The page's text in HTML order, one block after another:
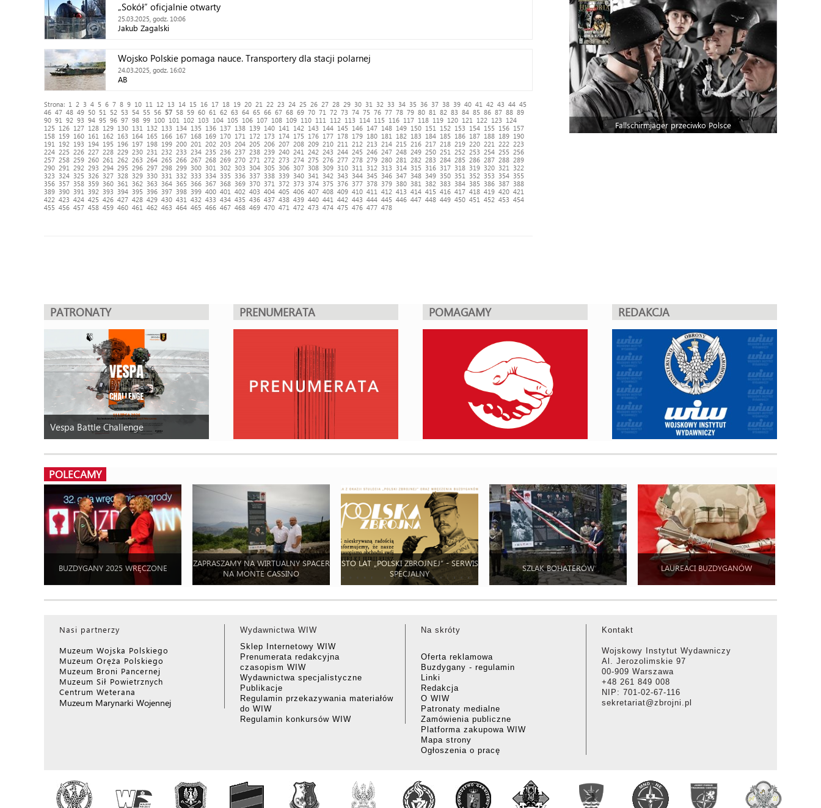
„Sokół” oficjalnie otwarty
25.03.2025, godz. 10:06
Jakub Zagalski
Wojsko Polskie pomaga nauce. Transportery dla stacji polarnej
24.03.2025, godz. 16:02
AB
Strona: 1 2 3 4 5 6 7 8 9 10 11 12 13 14 15 16 17 18 19 20 21 22 23 24 25 26 27 28 29 30 31 32 33 34 35 36 37 38 39 40 41 42 43 44 45
46 47 48 49 50 51 52 53 54 55 56 57 58 59 60 61 62 63 64 65 66 67 68 69 70 71 72 73 74 75 76 77 78 79 80 81 82 83 84 85 86 87 88 89
90 91 92 93 94 95 96 97 98 99 100 101 102 103 104 105 106 107 108 109 110 111 112 113 114 115 116 117 118 119 120 121 122 123
124
125
126 127 128 129 130 131 132 133 134 135 136 137 138 139 140 141 142 143 144 145 146 147 148 149 150 151 152 153 154 155 156 157
158 159 160 161 162 163 164 165 166 167 168 169 170 171 172 173 174 175 176 177 178 179 180 181 182 183 184 185 186 187 188 189 190
191
192 193 194 195 196 197 198 199 200 201 202 203 204 205 206 207 208 209 210 211 212 213 214 215 216 217 218 219 220 221 222
223
224 225 226 227 228 229 230 231 232 233 234 235 236 237 238 239 240 241 242 243 244 245 246 247 248 249 250 251 252 253 254 255
256
257 258 259 260 261 262 263 264 265 266 267 268 269 270 271 272 273 274 275 276 277 278 279 280 281 282 283 284 285 286 287 288 289
290 291 292 293 294 295 296 297 298 299 300 301 302 303 304 305 306 307 308 309 310 311 312 313 314 315 316 317 318 319 320 321
322
323
324 325 326 327 328 329 330 331 332 333 334 335 336 337 338 339 340 341 342 343 344 345 346 347 348 349 350 351 352 353 354 355
356 357 358 359 360 361 362 363 364 365 366 367 368 369 370 371 372 373 374 375 376 377 378 379 380 381 382 383 384 385 386 387 388
389 390 391 392 393 394 395 396 397 398 399 400 401 402 403 404 405 406 407 408 409 410 411 412 413 414 415 416 417 418 419 420 421
422 423 424 425 426 427 428 429 430 431 432 433 434 435 436 437 438 439 440 441 442 443 444 445 446 447 448 449 450 451 452 453 454
455 456 457 458 459 460 461 462 463 464 465 466 467 468 469 470 471 472 473 474 475 476 477 478
Fallschirmjäger przeciwko Polsce
PATRONATY
Vespa Battle Challenge
PRENUMERATA POMAGAMY REDAKCJA
POLECAMY
BUZDYGANY 2025 WRĘCZONE
ZAPRASZAMY NA WIRTUALNY SPACER
NA MONTE CASSINO
STO LAT „POLSKI ZBROJNEJ” - SERWIS
SPECJALNY
SZLAK BOHATERÓW LAUREACI BUZDYGANÓW
Nasi partnerzy
Muzeum Wojska Polskiego
Muzeum Oręża Polskiego
Muzeum Broni Pancernej
Muzeum Sił Powietrznych
Centrum Weterana
Muzeum Marynarki Wojennej
Wydawnictwa WIW
Sklep Internetowy WIW
Prenumerata redakcyjna
czasopism WIW
Wydawnictwa specjalistyczne
Publikacje
Regulamin przekazywania materiałów
do WIW
Regulamin konkursów WIW
Na skróty
Oferta reklamowa
Buzdygany - regulamin
Linki
Redakcja
O WIW
Patronaty medialne
Zamówienia publiczne
Platforma zakupowa WIW
Mapa strony
Ogłoszenia o pracę
Kontakt
Wojskowy Instytut Wydawniczy
Al. Jerozolimskie 97
00-909 Warszawa
+48 261 849 008
NIP: 701-02-67-116
sekretariat@zbrojni.pl